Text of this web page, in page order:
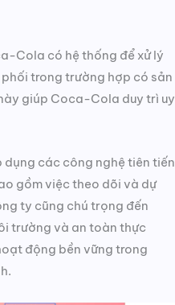
Cola có hệ thống để xử lý
trong trường hợp có sản
giúp Coca-Cola duy trì uy
các công nghệ tiên tiến
gồm việc theo dõi và dự
ty cũng chú trọng đến
trường và an toàn thực
động bền vững trong